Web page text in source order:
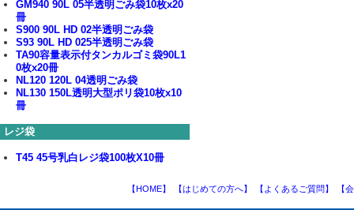
GM940 90L 05半透明ごみ袋10枚x20
冊
S900 90L HD 02半透明ごみ袋
S93 90L HD 025半透明ごみ袋
TA90容量表示付タンカルゴミ袋90L1
0枚x20冊
NL120 120L 04透明ごみ袋
NL130 150L透明大型ポリ袋10枚x10
冊
レジ袋
T45 45号乳白レジ袋100枚X10冊
【HOME】 【はじめての方へ】 【よくあるご質問】 【